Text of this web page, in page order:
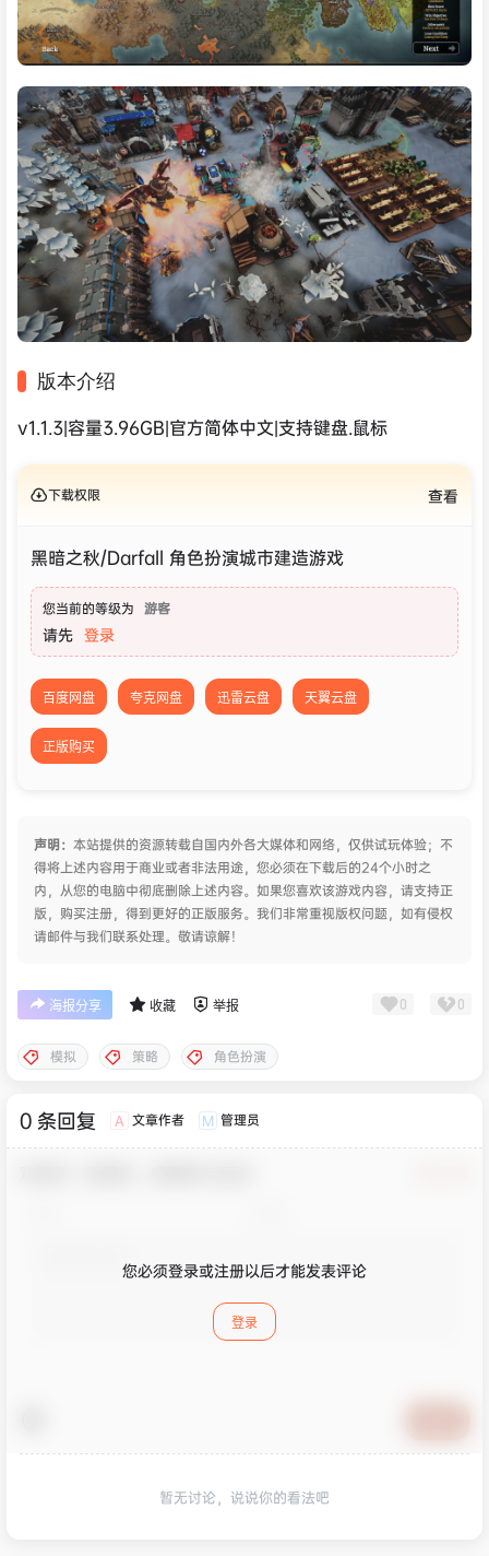
版本介绍
v1.1.3|容量3.96GB|官方简体中文|支持键盘.鼠标
下载权限 查看
黑暗之秋/Darfall 角色扮演城市建造游戏
您当前的等级为 游客
请先 登录
百度网盘 夸克网盘 迅雷云盘 天翼云盘
正版购买
声明： 本站提供的资源转载自国内外各大媒体和网络，仅供试玩体验；不
得将上述内容用于商业或者非法用途，您必须在下载后的24个小时之
内，从您的电脑中彻底删除上述内容。如果您喜欢该游戏内容，请支持正
版，购买注册，得到更好的正版服务。我们非常重视版权问题，如有侵权
请邮件与我们联系处理。敬请谅解！
海报分享 收藏 举报 0 0
模拟 策略 角色扮演
0 条回复 A 文章作者 M 管理员
您必须登录或注册以后才能发表评论
登录
暂无讨论，说说你的看法吧